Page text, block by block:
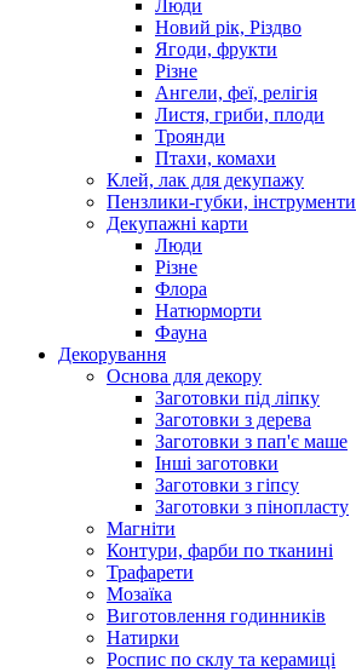
Люди
Новий рік, Різдво
Ягоди, фрукти
Різне
Ангели, феї, релігія
Листя, гриби, плоди
Троянди
Птахи, комахи
Клей, лак для декупажу
Пензлики-губки, інструменти
Декупажні карти
Люди
Різне
Флора
Натюрморти
Фауна
Декорування
Основа для декору
Заготовки під ліпку
Заготовки з дерева
Заготовки з пап'є маше
Інші заготовки
Заготовки з гіпсу
Заготовки з пінопласту
Магніти
Контури, фарби по тканині
Трафарети
Мозаїка
Виготовлення годинників
Натирки
Роспис по склу та керамиці